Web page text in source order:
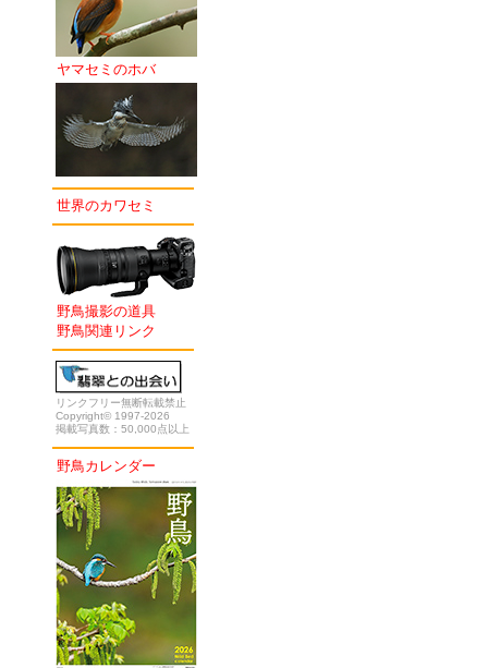
ヤマセミのホバ
世界のカワセミ
野鳥撮影の道具
野鳥関連リンク
リンクフリー無断転載禁止
Copyright© 1997-2026
掲載写真数：50,000点以上
野鳥カレンダー